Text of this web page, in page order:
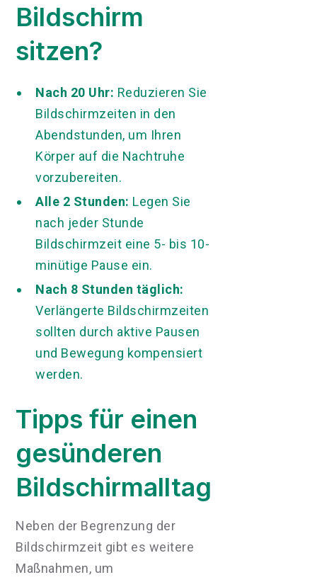
Bildschirm
sitzen?
Nach 20 Uhr: Reduzieren Sie
Bildschirmzeiten in den
Abendstunden, um Ihren
Körper auf die Nachtruhe
vorzubereiten.
Alle 2 Stunden: Legen Sie
nach jeder Stunde
Bildschirmzeit eine 5- bis 10-
minütige Pause ein.
Nach 8 Stunden täglich:
Verlängerte Bildschirmzeiten
sollten durch aktive Pausen
und Bewegung kompensiert
werden.
Tipps für einen
gesünderen
Bildschirmalltag
Neben der Begrenzung der
Bildschirmzeit gibt es weitere
Maßnahmen, um